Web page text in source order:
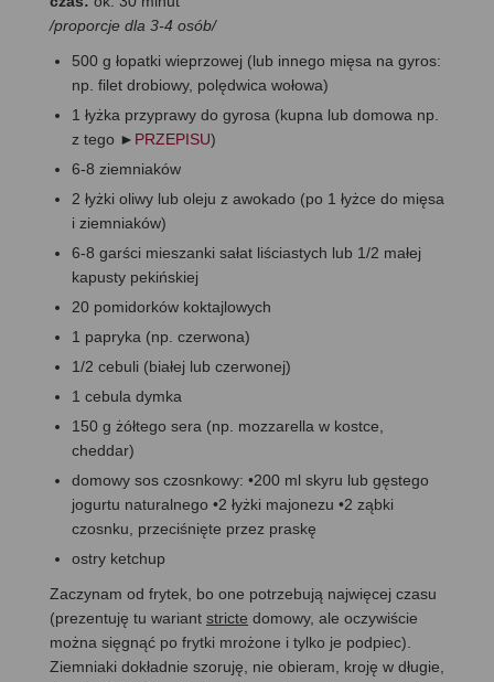
/proporcje dla 3-4 osób/
500 g łopatki wieprzowej (lub innego mięsa na gyros:
np. filet drobiowy, polędwica wołowa)
1 łyżka przyprawy do gyrosa (kupna lub domowa np.
z tego ► PRZEPISU)
6-8 ziemniaków
2 łyżki oliwy lub oleju z awokado (po 1 łyżce do mięsa
i ziemniaków)
6-8 garści mieszanki sałat liściastych lub 1/2 małej
kapusty pekińskiej
20 pomidorków koktajlowych
1 papryka (np. czerwona)
1/2 cebuli (białej lub czerwonej)
1 cebula dymka
150 g żółtego sera (np. mozzarella w kostce,
cheddar)
domowy sos czosnkowy: •200 ml skyru lub gęstego
jogurtu naturalnego •2 łyżki majonezu •2 ząbki
czosnku, przeciśnięte przez praskę
ostry ketchup
Zaczynam od frytek, bo one potrzebują najwięcej czasu
(prezentuję tu wariant stricte domowy, ale oczywiście
można sięgnąć po frytki mrożone i tylko je podpiec).
Ziemniaki dokładnie szoruję, nie obieram, kroję w długie,